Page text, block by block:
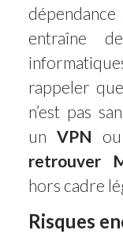
entraîne
rappeler
n’est pas
un VPN
retrouver
hors cadre
Risques